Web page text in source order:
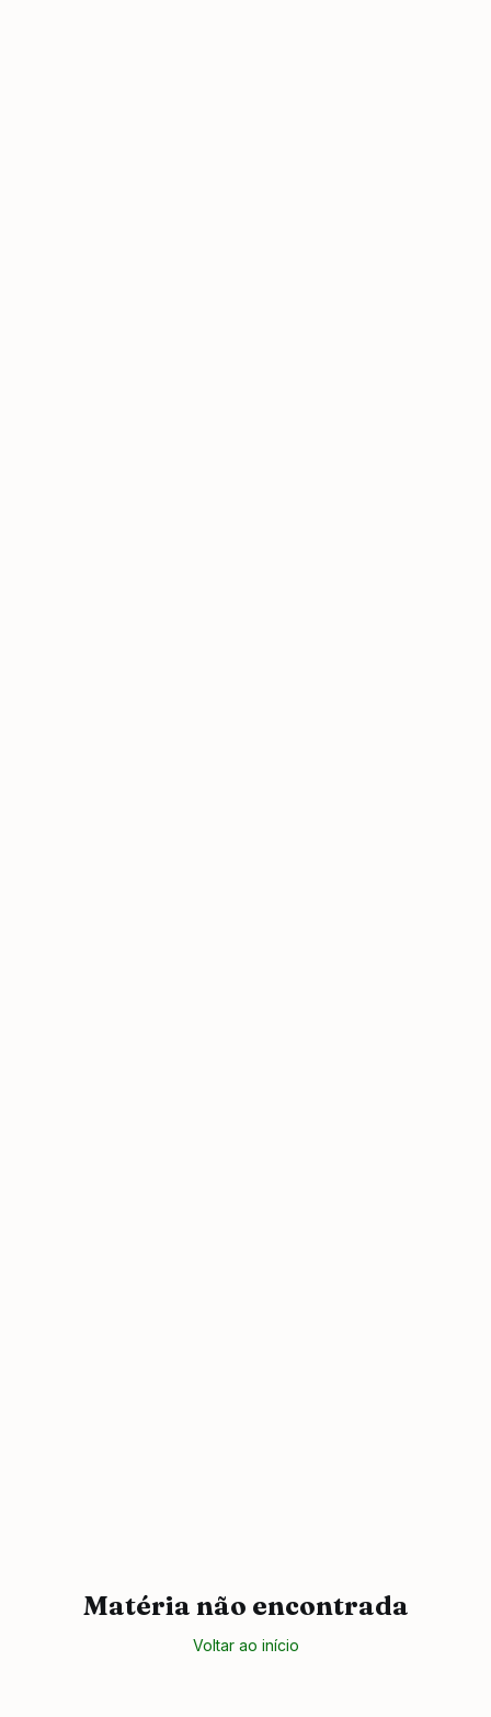
Matéria não encontrada
Voltar ao início